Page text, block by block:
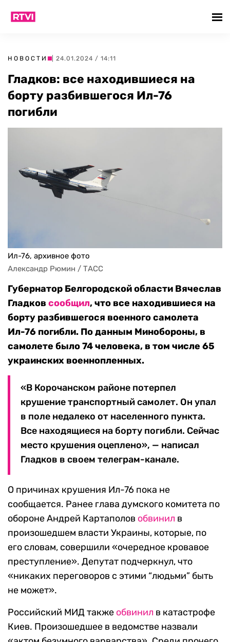
НОВОСТИ | 24.01.2024 / 14:11
Гладков: все находившиеся на
борту разбившегося Ил-76
погибли
Ил-76, архивное фото
Александр Рюмин / ТАСС
Губернатор Белгородской области Вячеслав
Гладков сообщил, что все находившиеся на
борту разбившегося военного самолета
Ил-76 погибли. По данным Минобороны, в
самолете было 74 человека, в том числе 65
украинских военнопленных.
«В Корочанском районе потерпел
крушение транспортный самолет. Он упал
в поле недалеко от населенного пункта.
Все находящиеся на борту погибли. Сейчас
место крушения оцеплено», — написал
Гладков в своем телеграм-канале.
О причинах крушения Ил-76 пока не
сообщается. Ранее глава думского комитета по
обороне Андрей Картаполов обвинил в
произошедшем власти Украины, которые, по
его словам, совершили «очередное кровавое
преступление». Депутат подчеркнул, что
«никаких переговоров с этими “людьми” быть
не может».
Российский МИД также обвинил в катастрофе
Киев. Произошедшее в ведомстве назвали